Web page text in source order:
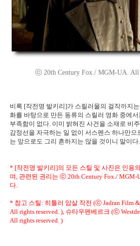
ⓒ 20th Century Fox./ MGM-UA. All
비록 [작전명 발키리]가 스릴러물의 걸작까지
화를 바탕으로 만든 동류의 스릴러 영화 중에
부족함이 없다. 이미 밝혀진 사건을 소재로 비
감정선을 자극하는 일 없이 서스펜스 하나만으
는 앞으로도 그리 흔하지는 않을 것이니 말이다.
* [작전명 발키리]의 모든 스틸 및 사진은 인용
며, 관련된 권리는 ⓒ 20th Century Fox./ MGM-
다.
* 참고 스틸: 히틀러 암살 작전 (ⓒ Jadran Film &
All rights reserved. ), 슈타우펜베르크 (ⓒ
All rights reserved. )